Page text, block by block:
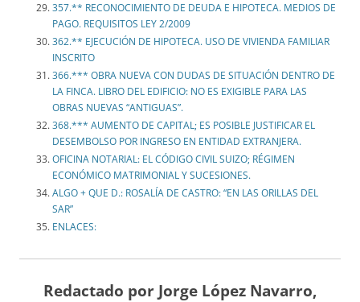
357.** RECONOCIMIENTO DE DEUDA E HIPOTECA. MEDIOS DE
PAGO. REQUISITOS LEY 2/2009
362.** EJECUCIÓN DE HIPOTECA. USO DE VIVIENDA FAMILIAR
INSCRITO
366.*** OBRA NUEVA CON DUDAS DE SITUACIÓN DENTRO DE
LA FINCA. LIBRO DEL EDIFICIO: NO ES EXIGIBLE PARA LAS
OBRAS NUEVAS “ANTIGUAS”.
368.*** AUMENTO DE CAPITAL; ES POSIBLE JUSTIFICAR EL
DESEMBOLSO POR INGRESO EN ENTIDAD EXTRANJERA.
OFICINA NOTARIAL: EL CÓDIGO CIVIL SUIZO; RÉGIMEN
ECONÓMICO MATRIMONIAL Y SUCESIONES.
ALGO + QUE D.: ROSALÍA DE CASTRO: “EN LAS ORILLAS DEL
SAR”
ENLACES:
Redactado por Jorge López Navarro,